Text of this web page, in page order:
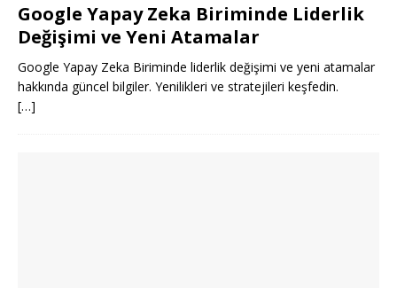
Google Yapay Zeka Biriminde Liderlik
Değişimi ve Yeni Atamalar
Google Yapay Zeka Biriminde liderlik değişimi ve yeni atamalar
hakkında güncel bilgiler. Yenilikleri ve stratejileri keşfedin.
[…]